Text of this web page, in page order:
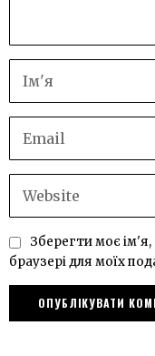
Зберегти моє
браузері для моїх